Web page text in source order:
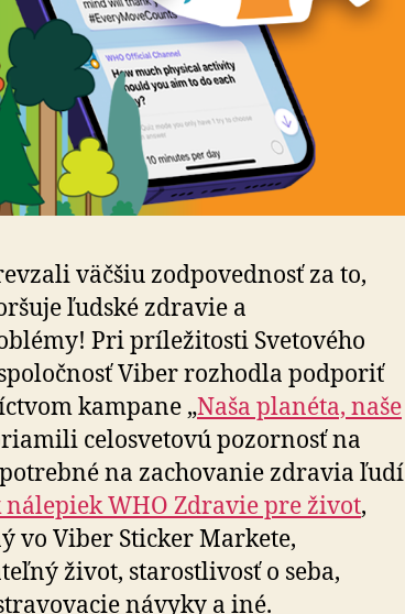
väčšiu zodpovednosť za to,
ľudské zdravie a
Pri príležitosti Svetového
Viber rozhodla podporiť
kampane „Naša planéta, naše
celosvetovú pozornosť na
na zachovanie zdravia ľudí
WHO Zdravie pre život,
vo Viber Sticker Markete,
život, starostlivosť o seba,
návyky a iné.